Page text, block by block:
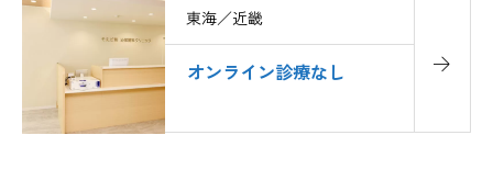
オンライン診療なし
東海／近畿